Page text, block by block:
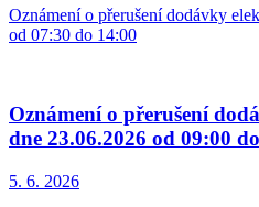
Oznámení o přerušení dodávky
od 07:30 do 14:00
Oznámení o přerušení
dne 23.06.2026 od 09:00
5. 6. 2026